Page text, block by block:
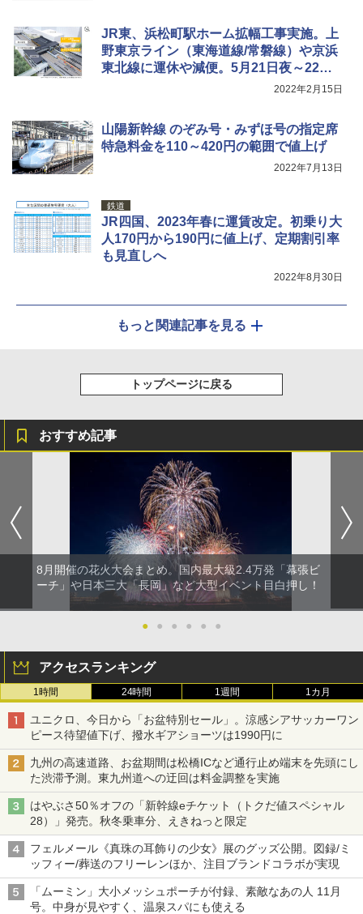
￥-
￥6,579
JR東、浜松町駅ホーム拡幅工事実施。上
野東京ライン（東海道線/常磐線）や京浜
東北線に運休や減便。5月21日夜～22日
2022年2月15日
山陽新幹線 のぞみ号・みずほ号の指定席
特急料金を110～420円の範囲で値上げ
2022年7月13日
鉄道
JR四国、2023年春に運賃改定。初乗り大
人170円から190円に値上げ、定期割引率
も見直しへ
2022年8月30日
もっと関連記事を見る
トップページに戻る
おすすめ記事
8月開催の花火大会まとめ。国内最大級2.4万発「幕張ビ
ーチ」や日本三大「長岡」など大型イベント目白押し！
● ● ● ● ● ●
アクセスランキング
1時間 24時間 1週間 1カ月
ユニクロ、今日から「お盆特別セール」。涼感シアサッカーワン
ピース待望値下げ、撥水ギアショーツは1990円に
九州の高速道路、お盆期間は松橋ICなど通行止め端末を先頭にし
た渋滞予測。東九州道への迂回は料金調整を実施
はやぶさ50％オフの「新幹線eチケット（トクだ値スペシャル
28）」発売。秋冬乗車分、えきねっと限定
フェルメール《真珠の耳飾りの少女》展のグッズ公開。図録/ミ
ッフィー/葬送のフリーレンほか、注目ブランドコラボが実現
「ムーミン」大小メッシュポーチが付録、素敵なあの人 11月
号。中身が見やすく、温泉スパにも使える